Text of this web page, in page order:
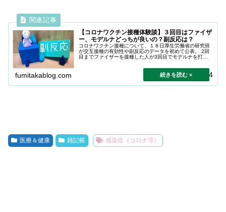
【コロナワクチン接種体験談】３回目はファイザ
ー、モデルナどっちが良いの？副反応は？
コロナワクチン接種について、１８日厚生労働省の研究班
が交互接種の有効性や副反応のデータを初めて公表。 2回
目までファイザーを接種した人が3回目でモデルナを打つ
fumitakablog.com 2022.07.24
医療＆健康 雑記帳 感染症（コロナ等）